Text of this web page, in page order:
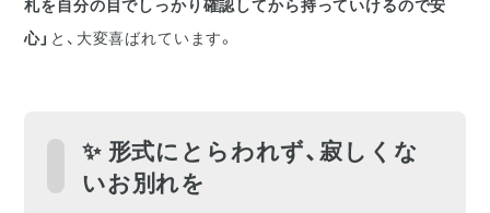
札を自分の目でしっかり確認してから持っていけるので安
心」 と、大変喜ばれています。
✨ 形式にとらわれず、寂しくな
いお別れを